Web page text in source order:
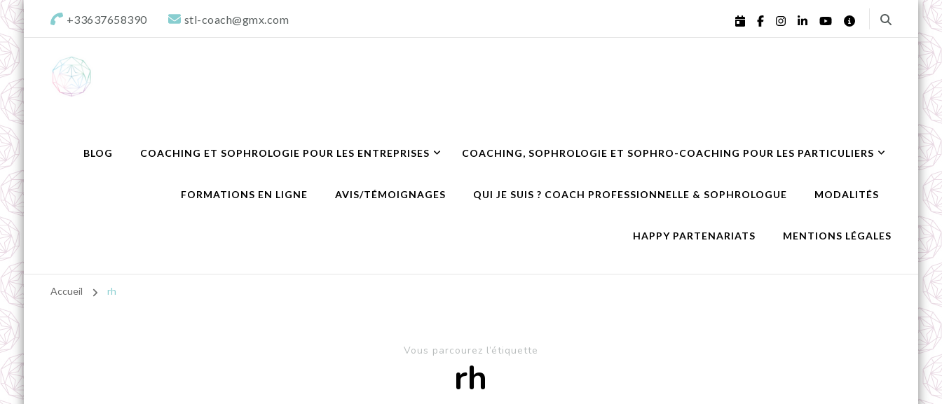
+33637658390 stl-coach@gmx.com
BLOG COACHING ET SOPHROLOGIE POUR LES ENTREPRISES COACHING, SOPHROLOGIE ET SOPHRO-COACHING POUR LES PARTICULIERS
FORMATIONS EN LIGNE AVIS/TÉMOIGNAGES QUI JE SUIS ? COACH PROFESSIONNELLE & SOPHROLOGUE MODALITÉS
HAPPY PARTENARIATS MENTIONS LÉGALES
Accueil rh
Vous parcourez l’étiquette
rh